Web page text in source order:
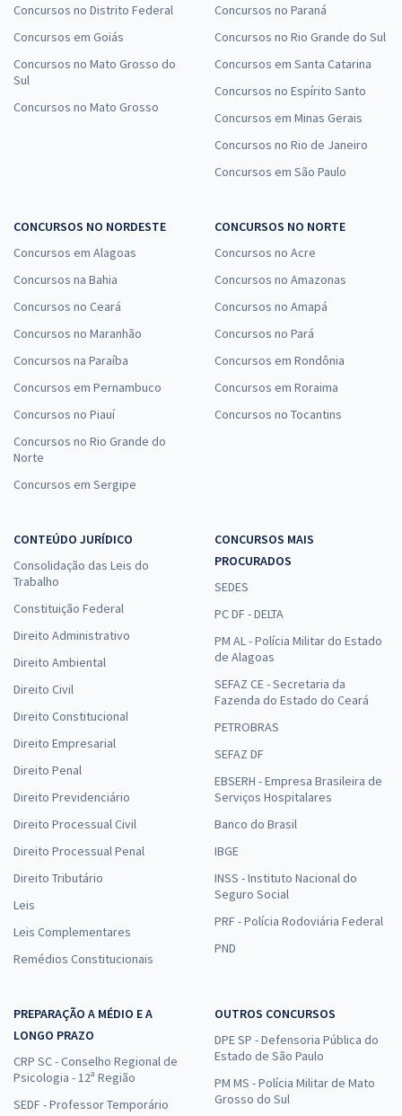
Concursos no Distrito Federal
Concursos em Goiás
Concursos no Mato Grosso do
Sul
Concursos no Mato Grosso
Concursos no Paraná
Concursos no Rio Grande do Sul
Concursos em Santa Catarina
Concursos no Espírito Santo
Concursos em Minas Gerais
Concursos no Rio de Janeiro
Concursos em São Paulo
CONCURSOS NO NORDESTE
Concursos em Alagoas
Concursos na Bahia
Concursos no Ceará
Concursos no Maranhão
Concursos na Paraíba
Concursos em Pernambuco
Concursos no Piauí
Concursos no Rio Grande do
Norte
Concursos em Sergipe
CONCURSOS NO NORTE
Concursos no Acre
Concursos no Amazonas
Concursos no Amapá
Concursos no Pará
Concursos em Rondônia
Concursos em Roraima
Concursos no Tocantins
CONTEÚDO JURÍDICO
Consolidação das Leis do
Trabalho
Constituição Federal
Direito Administrativo
Direito Ambiental
Direito Civil
Direito Constitucional
Direito Empresarial
Direito Penal
Direito Previdenciário
Direito Processual Civil
Direito Processual Penal
Direito Tributário
Leis
Leis Complementares
Remédios Constitucionais
CONCURSOS MAIS
PROCURADOS
SEDES
PC DF - DELTA
PM AL - Polícia Militar do Estado
de Alagoas
SEFAZ CE - Secretaria da
Fazenda do Estado do Ceará
PETROBRAS
SEFAZ DF
EBSERH - Empresa Brasileira de
Serviços Hospitalares
Banco do Brasil
IBGE
INSS - Instituto Nacional do
Seguro Social
PRF - Polícia Rodoviária Federal
PND
PREPARAÇÃO A MÉDIO E A
LONGO PRAZO
CRP SC - Conselho Regional de
Psicologia - 12ª Região
SEDF - Professor Temporário
OUTROS CONCURSOS
DPE SP - Defensoria Pública do
Estado de São Paulo
PM MS - Polícia Militar de Mato
Grosso do Sul